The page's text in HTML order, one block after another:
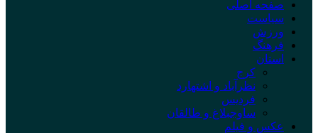
صفحه اصلی
سیاست
ورزش
فرهنگ
استان
کرج
نظرآباد و اشتهارد
فردیس
ساوجبلاغ و طالقان
عکس و فیلم